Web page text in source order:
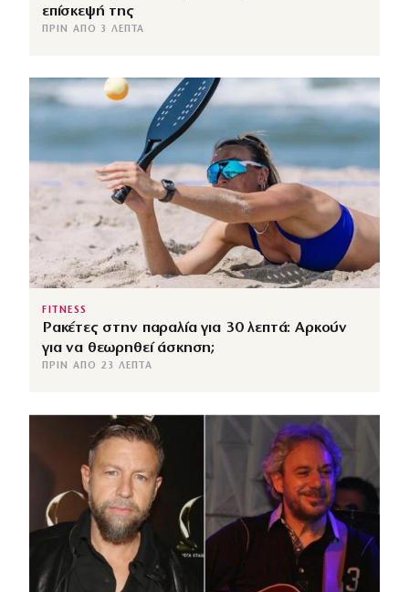
επίσκεψή της
ΠΡΙΝ ΑΠΌ 3 ΛΕΠΤΆ
FITNESS
Ρακέτες στην παραλία για 30 λεπτά: Αρκούν
για να θεωρηθεί άσκηση;
ΠΡΙΝ ΑΠΌ 23 ΛΕΠΤΆ